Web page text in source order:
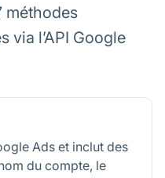
méthodes
via l’API Google
Ads et inclut des
du compte, le